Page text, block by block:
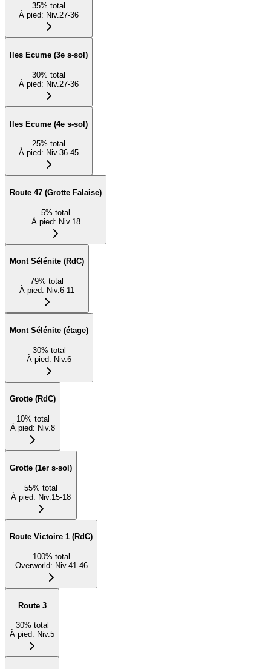
35% total
À pied: Niv.27-36
Iles Ecume (3e s-sol)
30% total
À pied: Niv.27-36
Iles Ecume (4e s-sol)
25% total
À pied: Niv.36-45
Route 47 (Grotte Falaise)
5% total
À pied: Niv.18
Mont Sélénite (RdC)
79% total
À pied: Niv.6-11
Mont Sélénite (étage)
30% total
À pied: Niv.6
Grotte (RdC)
10% total
À pied: Niv.8
Grotte (1er s-sol)
55% total
À pied: Niv.15-18
Route Victoire 1 (RdC)
100% total
Overworld: Niv.41-46
Route 3
30% total
À pied: Niv.5